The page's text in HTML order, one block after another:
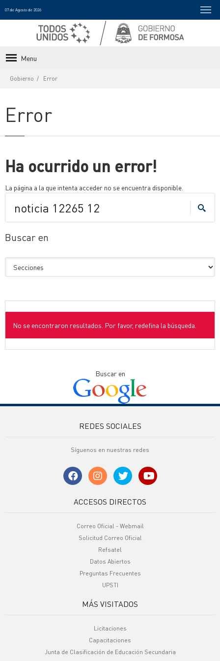
07 de Agosto de 2026
Menu
Gobierno Error
Error
Ha ocurrido un error!
La página a la que intenta acceder no se encuentra disponible.
Buscar en
No se encontraron resultados. Por favor, redefina la búsqueda.
Buscar en
REDES SOCIALES
Síguenos en nuestras redes
ACCESOS DIRECTOS
Correo Oficial - Webmail
Solicitud Correo Oficial
Refsatel
Datos Abiertos
Preguntas Frecuentes
UPSTI
MÁS VISITADOS
Licitaciones
Capacitaciones
Junta de Clasificación de Educación Secundaria